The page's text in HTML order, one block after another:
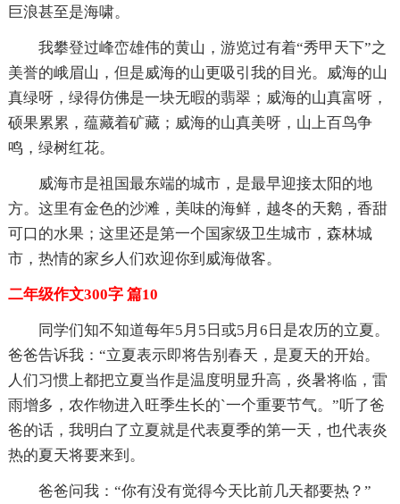
巨浪甚至是海啸。
我攀登过峰峦雄伟的黄山，游览过有着“秀甲天下”之
美誉的峨眉山，但是威海的山更吸引我的目光。威海的山
真绿呀，绿得仿佛是一块无暇的翡翠；威海的山真富呀，
硕果累累，蕴藏着矿藏；威海的山真美呀，山上百鸟争
鸣，绿树红花。
威海市是祖国最东端的城市，是最早迎接太阳的地
方。这里有金色的沙滩，美味的海鲜，越冬的天鹅，香甜
可口的水果；这里还是第一个国家级卫生城市，森林城
市，热情的家乡人们欢迎你到威海做客。
二年级作文300字 篇10
同学们知不知道每年5月5日或5月6日是农历的立夏。
爸爸告诉我：“立夏表示即将告别春天，是夏天的开始。
人们习惯上都把立夏当作是温度明显升高，炎暑将临，雷
雨增多，农作物进入旺季生长的`一个重要节气。”听了爸
爸的话，我明白了立夏就是代表夏季的第一天，也代表炎
热的夏天将要来到。
爸爸问我：“你有没有觉得今天比前几天都要热？”